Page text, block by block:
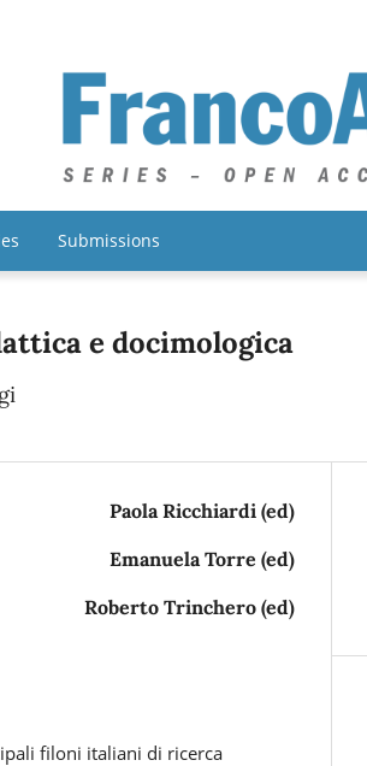
Submissions
e docimologica
Paola Ricchiardi (ed)
Emanuela Torre (ed)
Roberto Trinchero (ed)
filoni italiani di ricerca